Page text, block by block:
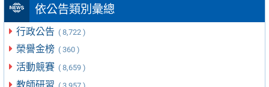
依公告類別彙總
行政公告 ( 8,722 )
榮譽金榜 ( 360 )
活動競賽 ( 8,659 )